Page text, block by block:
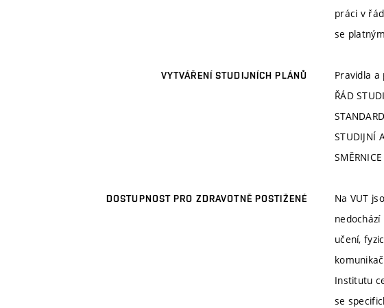
práci v
se
VYTVÁŘENÍ STUDIJNÍCH PLÁNŮ
Pravidla
ŘÁD
STUDIJNÍ
DOSTUPNOST PRO ZDRAVOTNĚ POSTIŽENÉ
Na VUT
učení,
Institutu
se